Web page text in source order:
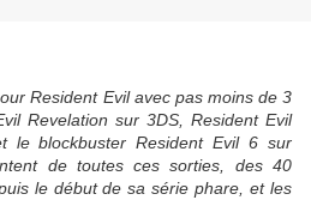
Resident Evil avec pas moins de 3
Revelation sur 3DS, Resident Evil
le blockbuster Resident Evil 6 sur
de toutes ces sorties, des 40
le début de sa série phare, et les